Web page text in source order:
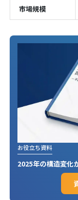
市場規模
お役立ち資料
2025年の構造変化